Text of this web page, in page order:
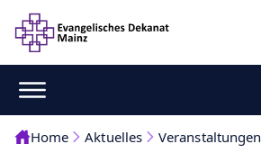
Home Aktuelles Veranstaltungen